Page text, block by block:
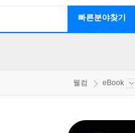
빠른분야찾기
웰컴 eBook